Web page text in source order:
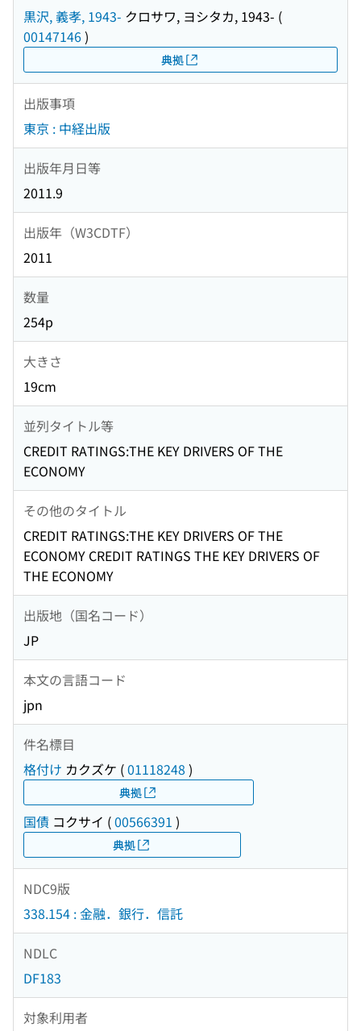
黒沢, 義孝, 1943- クロサワ, ヨシタカ, 1943- (
00147146)
典拠
出版事項
東京 : 中経出版
出版年月日等
2011.9
出版年（W3CDTF）
2011
数量
254p
大きさ
19cm
並列タイトル等
CREDIT RATINGS:THE KEY DRIVERS OF THE
ECONOMY
その他のタイトル
CREDIT RATINGS:THE KEY DRIVERS OF THE
ECONOMY CREDIT RATINGS THE KEY DRIVERS OF
THE ECONOMY
出版地（国名コード）
JP
本文の言語コード
jpn
件名標目
格付け カクズケ (01118248 )
典拠
国債 コクサイ (00566391 )
典拠
NDC9版
338.154 : 金融．銀行．信託
NDLC
DF183
対象利用者